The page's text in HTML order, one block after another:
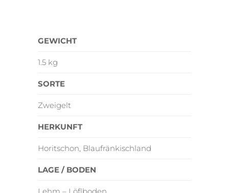
GEWICHT
1.5 kg
SORTE
Zweigelt
HERKUNFT
Horitschon, Blaufränkischland
LAGE / BODEN